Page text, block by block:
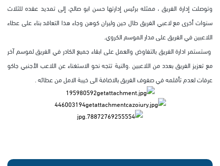
وتوصلت إدارة الفريق ، ممثله برئيس إدارتها حسن ابو صالح، إلى تمديد عقده للثلاث
سنوات أخرى مع لاعبي الفريق طال حين وليران كوهن وجاء هذا التعاقد بناء على عطاء
اللاعبين في الفريق على مدار الموسم الكروي.
وستستمر ادارة الفريق بالتفاوض والعمل على ابقاء جميع الكادر في الفريق لموسم آخر
مع تعزيز الفريق بعدد من اللاعبين .والنية تتجه نحو الاستغناء عن اللاعب الأجنبي جاكو
عرفات لعدم تأقلمه في صفوف الفريق بالاضافة الى خيبة الامل من عطائه .